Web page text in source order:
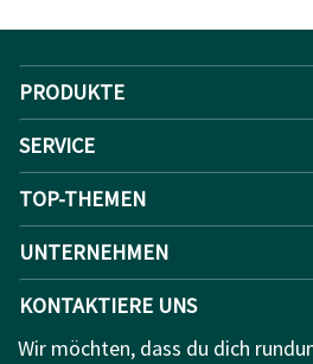
PRODUKTE
SERVICE
TOP-THEMEN
UNTERNEHMEN
KONTAKTIERE UNS
Wir möchten, dass du dich